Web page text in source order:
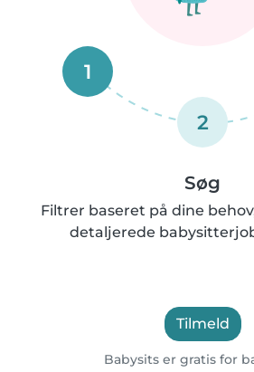
1
2
Søg
Filtrer baseret på dine
detaljerede
Tilmeld
Babysits er gratis for